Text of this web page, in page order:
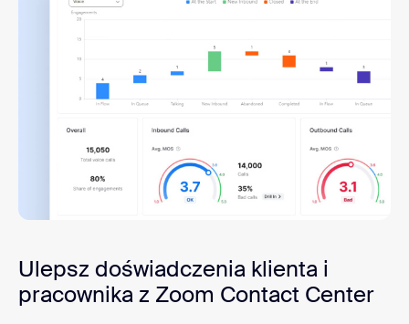
Ulepsz doświadczenia klienta i
pracownika z Zoom Contact Center